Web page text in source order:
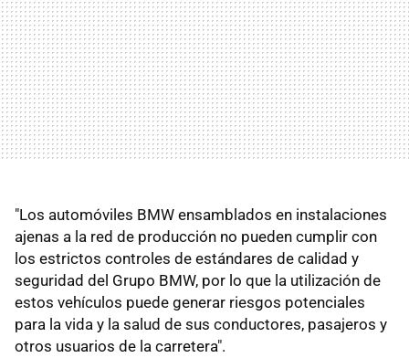
"Los automóviles BMW ensamblados en instalaciones
ajenas a la red de producción no pueden cumplir con
los estrictos controles de estándares de calidad y
seguridad del Grupo BMW, por lo que la utilización de
estos vehículos puede generar riesgos potenciales
para la vida y la salud de sus conductores, pasajeros y
otros usuarios de la carretera".